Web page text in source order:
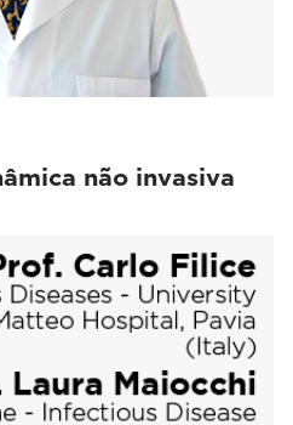
não invasiva